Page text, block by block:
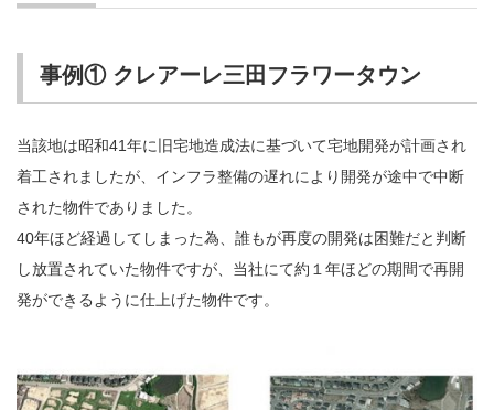
事例① クレアーレ三田フラワータウン
当該地は昭和41年に旧宅地造成法に基づいて宅地開発が計画され
着工されましたが、インフラ整備の遅れにより開発が途中で中断
された物件でありました。
40年ほど経過してしまった為、誰もが再度の開発は困難だと判断
し放置されていた物件ですが、当社にて約１年ほどの期間で再開
発ができるように仕上げた物件です。